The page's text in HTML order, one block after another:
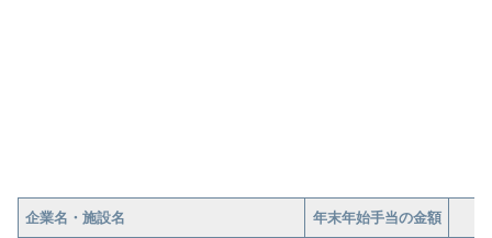
企業名・施設名 年末年始手当の金額